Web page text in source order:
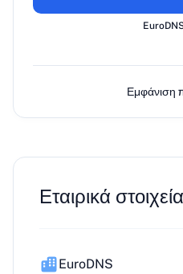
EuroDNS
Εμφάνιση
Εταιρικά στοιχεία
EuroDNS